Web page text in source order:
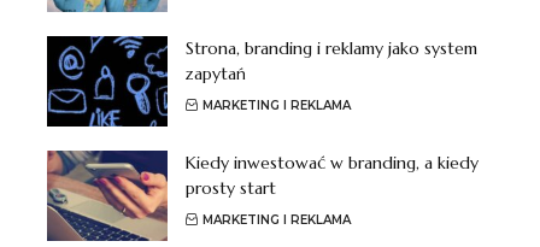
Strona, branding i reklamy jako system
zapytań
MARKETING I REKLAMA
Kiedy inwestować w branding, a kiedy
prosty start
MARKETING I REKLAMA